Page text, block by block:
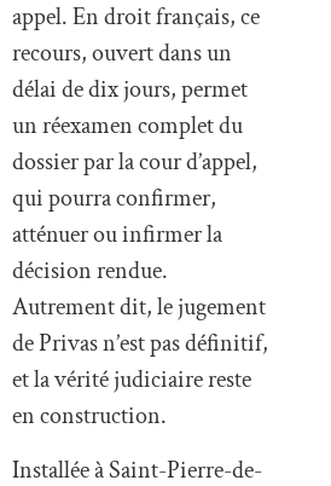
appel. En droit français, ce
recours, ouvert dans un
délai de dix jours, permet
un réexamen complet du
dossier par la cour d’appel,
qui pourra confirmer,
atténuer ou infirmer la
décision rendue.
Autrement dit, le jugement
de Privas n’est pas définitif,
et la vérité judiciaire reste
en construction.
Installée à Saint-Pierre-de-